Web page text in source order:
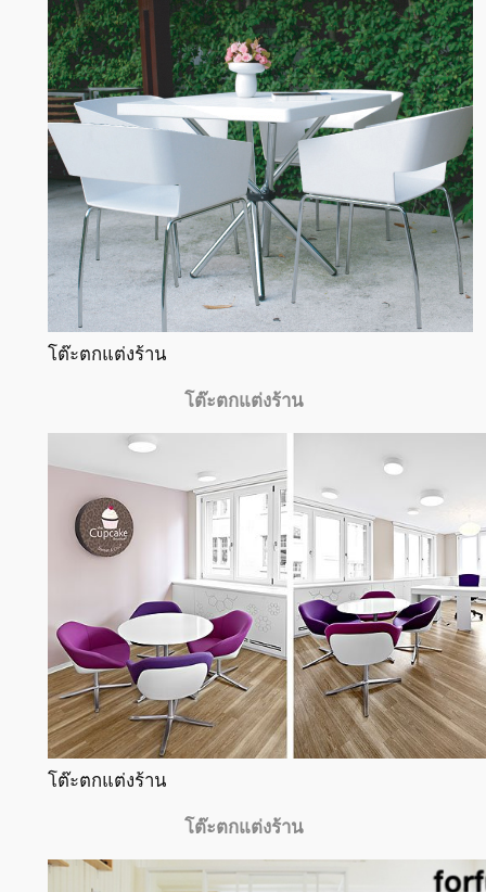
โต๊ะตกแต่งร้าน
โต๊ะตกแต่งร้าน
โต๊ะตกแต่งร้าน
โต๊ะตกแต่งร้าน